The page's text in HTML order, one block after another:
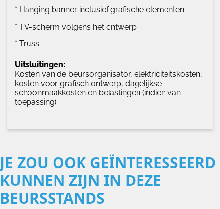
* Hanging banner inclusief grafische elementen
* TV-scherm volgens het ontwerp
* Truss
Uitsluitingen:
Kosten van de beursorganisator, elektriciteitskosten,
kosten voor grafisch ontwerp, dagelijkse
schoonmaakkosten en belastingen (indien van
toepassing).
JE ZOU OOK GEÏNTERESSEERD
KUNNEN ZIJN IN DEZE
BEURSSTANDS